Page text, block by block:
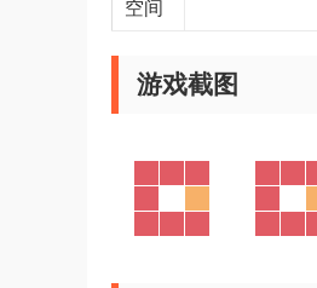
空间
游戏截图